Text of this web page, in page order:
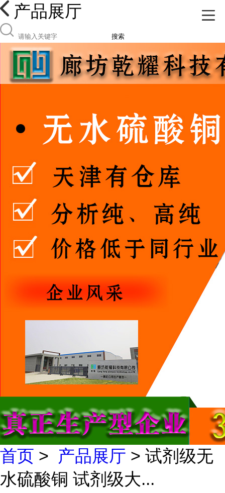
产品展厅
搜索
首页 > 产品展厅 > 试剂级无
水硫酸铜 试剂级大...